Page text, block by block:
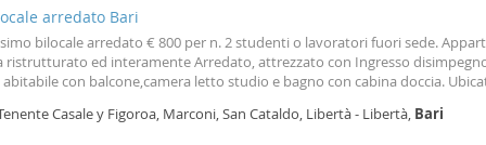
arredato Bari
bilocale arredato € 800 per n. 2 studenti o lavoratori fuori sede.
ristrutturato ed interamente Arredato, attrezzato con Ingresso
con balcone,camera letto studio e bagno con cabina doccia.
estiva ed invernale a pompa di calore. Ideale per max 2 persone con
Casale y Figoroa, Marconi, San Cataldo, Libertà - Libertà, Bari